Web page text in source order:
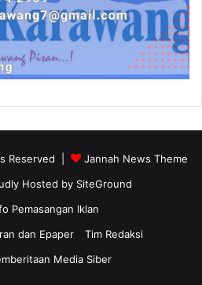
Reserved |
Jannah News Theme
Hosted by SiteGround
Pemasangan Iklan
dan Epaper
Tim Redaksi
Media Siber